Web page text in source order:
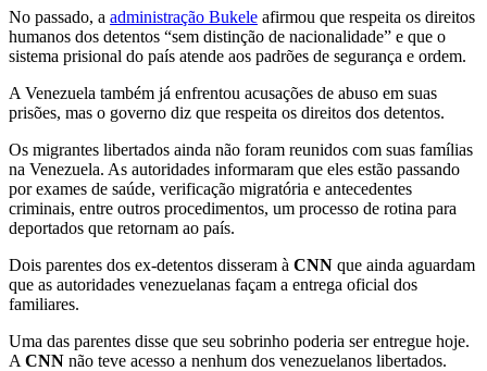
No passado, a administração Bukele afirmou que respeita os direitos
humanos dos detentos “sem distinção de nacionalidade” e que o
sistema prisional do país atende aos padrões de segurança e ordem.
A Venezuela também já enfrentou acusações de abuso em suas
prisões, mas o governo diz que respeita os direitos dos detentos.
Os migrantes libertados ainda não foram reunidos com suas famílias
na Venezuela. As autoridades informaram que eles estão passando
por exames de saúde, verificação migratória e antecedentes
criminais, entre outros procedimentos, um processo de rotina para
deportados que retornam ao país.
Dois parentes dos ex-detentos disseram à CNN que ainda aguardam
que as autoridades venezuelanas façam a entrega oficial dos
familiares.
Uma das parentes disse que seu sobrinho poderia ser entregue hoje.
A CNN não teve acesso a nenhum dos venezuelanos libertados.